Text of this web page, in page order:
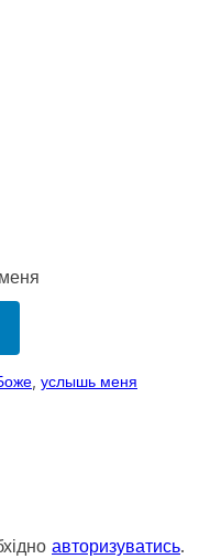
услышь меня
авторизуватись.